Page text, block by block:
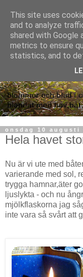
onsdag 10 augusti
Hela havet
Nu är vi ute med
varierande med sol,
trygga hamnar,äter
ljuslykta - och nu
mjölkflaskorna jag
inte vara så svårt att
This site uses
and to analyze
shared with Google
metrics to ensure
statistics, and to